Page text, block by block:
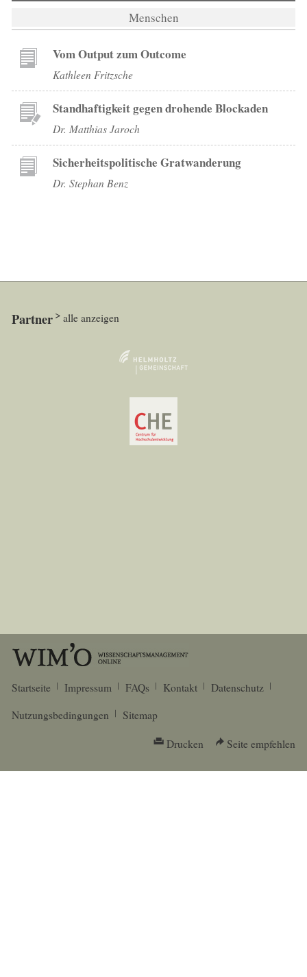
Menschen
Vom Output zum Outcome
Kathleen Fritzsche
Standhaftigkeit gegen drohende Blockaden
Dr. Matthias Jaroch
Sicherheitspolitische Gratwanderung
Dr. Stephan Benz
Partner alle anzeigen
Startseite Impressum FAQs Kontakt
Datenschutz
Nutzungsbedingungen
Sitemap
Drucken Seite empfehlen